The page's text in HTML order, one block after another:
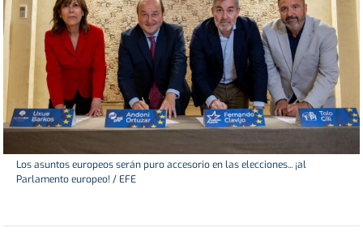
Los asuntos europeos serán puro accesorio en las elecciones... ¡al
Parlamento europeo! / EFE